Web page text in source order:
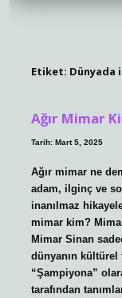
Etiket: Dünyada
Ağır Mimar
Tarih: Mart 5, 2025
Ağır mimar ne
adam, ilginç ve
inanılmaz
mimar kim?
Mimar Sinan
dünyanın
“Şampiyona”
tarafından